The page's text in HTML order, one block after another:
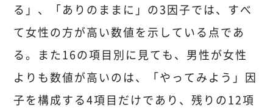
る」、「ありのままに」の3因子では、すべ
て女性の方が高い数値を示している点であ
る。また16の項目別に見ても、男性が女性
よりも数値が高いのは、「やってみよう」因
子を構成する4項目だけであり、残りの12項